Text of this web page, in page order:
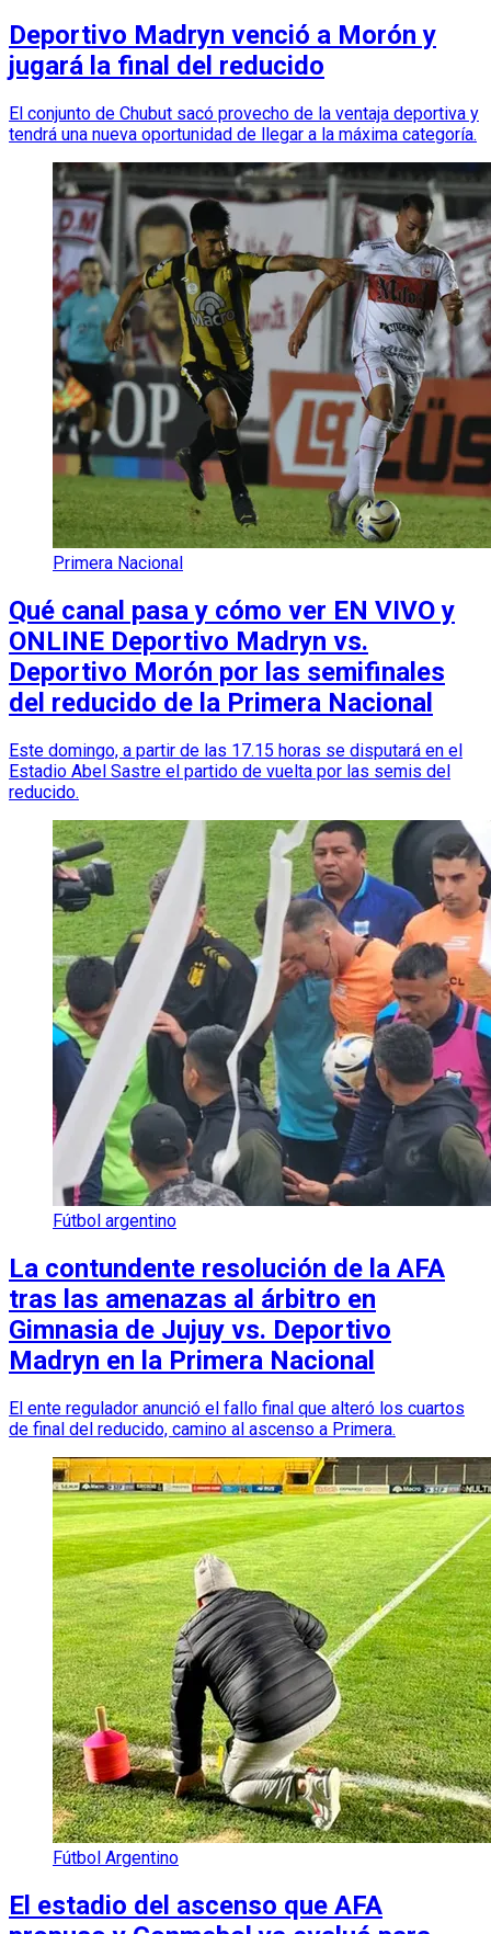
Deportivo Madryn venció a Morón y
jugará la final del reducido
El conjunto de Chubut sacó provecho de la ventaja deportiva y
tendrá una nueva oportunidad de llegar a la máxima categoría.
Primera Nacional
Qué canal pasa y cómo ver EN VIVO y
ONLINE Deportivo Madryn vs.
Deportivo Morón por las semifinales
del reducido de la Primera Nacional
Este domingo, a partir de las 17.15 horas se disputará en el
Estadio Abel Sastre el partido de vuelta por las semis del
reducido.
Fútbol argentino
La contundente resolución de la AFA
tras las amenazas al árbitro en
Gimnasia de Jujuy vs. Deportivo
Madryn en la Primera Nacional
El ente regulador anunció el fallo final que alteró los cuartos
de final del reducido, camino al ascenso a Primera.
Fútbol Argentino
El estadio del ascenso que AFA